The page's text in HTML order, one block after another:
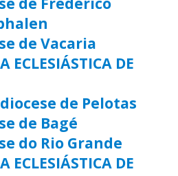
de Vacaria
ECLESIÁSTICA DE
de Pelotas
de Bagé
do Rio Grande
ECLESIÁSTICA DE